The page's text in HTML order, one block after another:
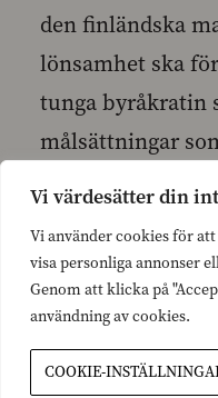
Vi värdesätter din
Vi använder cookies för
visa personliga annonser
Genom att klicka på
användning av cookies.
COOKIE-
den finländska
lönsamhet ska
tunga byråkratin
målsättningar
börjar nämligen
utbetalda i tid är